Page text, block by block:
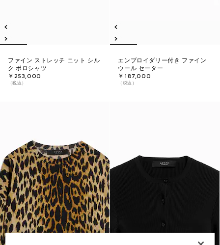
ファイン ストレッチ ニット シル
ク ポロシャツ
￥253,000
（税込）
エンブロイダリー付き ファイン
ウール セーター
￥187,000
（税込）